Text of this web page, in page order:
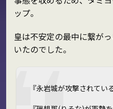
ップ。
皇は不安定の最中に繋が
いたのでした。
『永岩城が攻撃されてい